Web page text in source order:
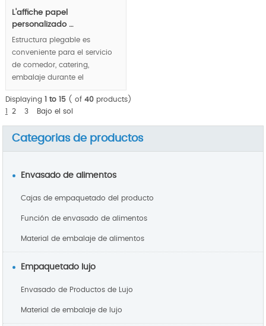
L'affiche papel
personalizado …
Estructura plegable es
conveniente para el servicio
de comedor, catering,
embalaje durante el
transporte. Mientras tanto,
múltiples funciones diseño
permite la exhibición de lujo y
paquete plano, las cajas de
comida se convertirá en
mantel después de doblar.
MOQ:1000pcs.
Displaying 1 to 15( of 40products)
2 3 Bajo el sol
Categorias de productos
Envasado de alimentos
Cajas de empaquetado del producto
Función de envasado de alimentos
Material de embalaje de alimentos
Empaquetado lujo
Envasado de Productos de Lujo
Material de embalaje de lujo